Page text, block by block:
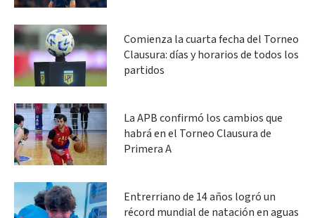
Comienza la cuarta fecha del Torneo
Clausura: días y horarios de todos los
partidos
La APB confirmó los cambios que
habrá en el Torneo Clausura de
Primera A
Entrerriano de 14 años logró un
récord mundial de natación en aguas